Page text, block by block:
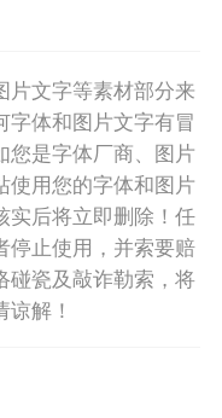
片文字等素材部分来
字体和图片文字有冒
您是字体厂商、图片
使用您的字体和图片
实后将立即删除！任
停止使用，并索要赔
碰瓷及敲诈勒索，将
解！